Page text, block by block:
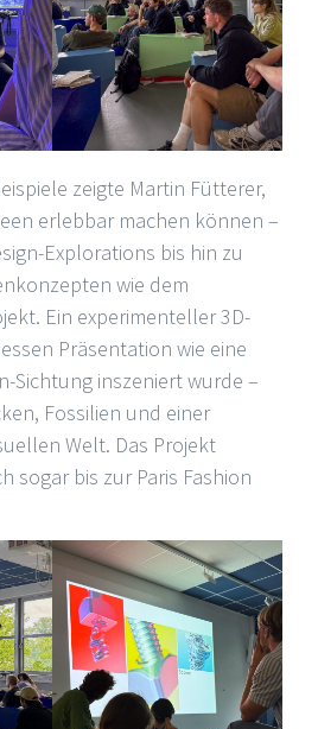
zeigte Martin Fütterer,
erlebbar machen können –
Explorations bis hin zu
wie dem
Ein experimenteller 3D-
Präsentation wie eine
Sichtung inszeniert wurde –
Fossilien und einer
Welt. Das Projekt
sogar bis zur Paris Fashion